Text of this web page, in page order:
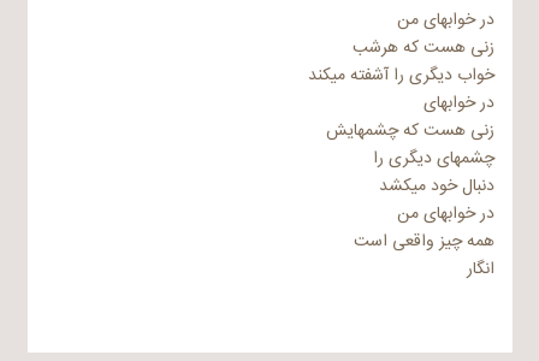
در خوابهای من
زنی هست که هرشب
خواب دیگری را آشفته میکند
در خوابهای
زنی هست که چشمهایش
چشمهای دیگری را
دنبال خود میکشد
در خوابهای من
همه چیز واقعی است
انگار